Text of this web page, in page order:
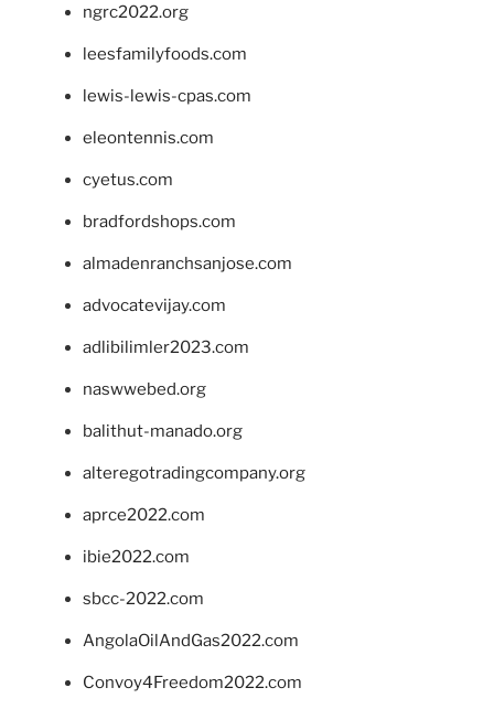
ngrc2022.org
leesfamilyfoods.com
lewis-lewis-cpas.com
eleontennis.com
cyetus.com
bradfordshops.com
almadenranchsanjose.com
advocatevijay.com
adlibilimler2023.com
naswwebed.org
balithut-manado.org
alteregotradingcompany.org
aprce2022.com
ibie2022.com
sbcc-2022.com
AngolaOilAndGas2022.com
Convoy4Freedom2022.com